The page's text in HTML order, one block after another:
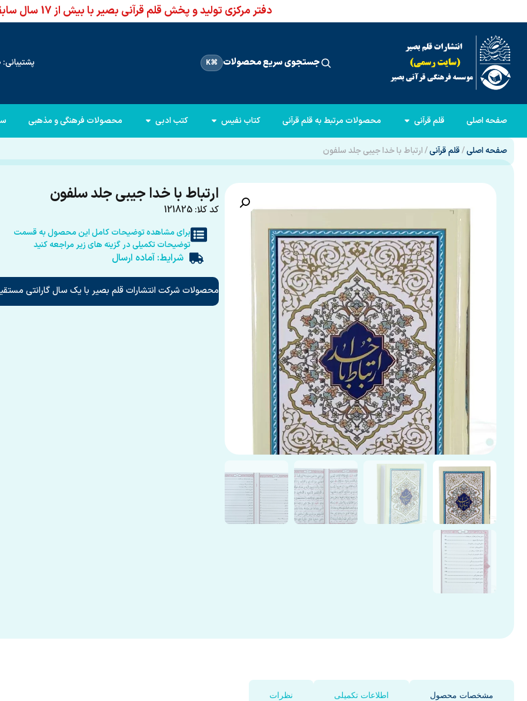
دفتر مرکزی تولید و پخش قلم قرآنی بصیر با بیش از 17 سال سابقه
جستجوی سریع محصولات ⌘K پشتیبانی: 66960950-021
صفحه اصلی قلم قرآنی محصولات مرتبط به قلم قرآنی کتاب نفیس کتب ادبی محصولات فرهنگی و مذهبی
صفحه اصلی/قلم قرآنی/ ارتباط با خدا جیبی جلد سلفون
ارتباط با خدا جیبی جلد سلفون
کد کلا: 121825
برای مشاهده توضیحات کامل این محصول به قسمت
توضیحات تکمیلی در گزینه های زیر مراجعه کنید
شرایط: آماده ارسال
محصولات شرکت انتشارات قلم بصیر با یک سال گارانتی
مشخصات محصول اطلاعات تکمیلی نظرات